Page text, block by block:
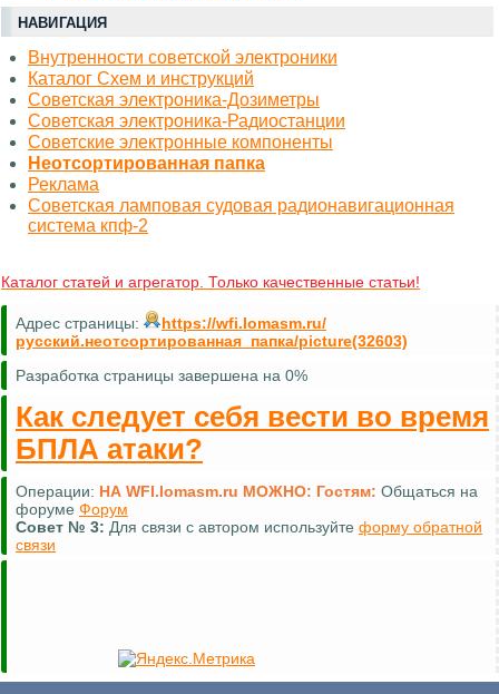
НАВИГАЦИЯ
Внутренности советской электроники
Каталог Схем и инструкций
Советская электроника-Дозиметры
Советская электроника-Радиостанции
Советские электронные компоненты
Неотсортированная папка
Реклама
Советская ламповая судовая радионавигационная
система кпф-2
Каталог статей и агрегатор. Только качественные статьи!
Адрес страницы:
https://wfi.lomasm.ru/
русский.неотсортированная_папка/picture(32603)
Разработка страницы завершена на 0%
Как следует себя вести во время
БПЛА атаки?
Операции: НА WFI.lomasm.ru МОЖНО: Гостям: Править
описание изображений (почти везде)
Совет № 4: Вы можете добавлять свои материалы в разделе
пользовательское